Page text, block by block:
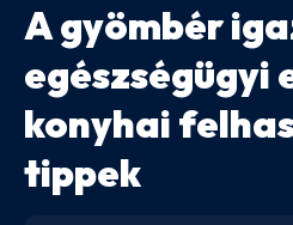
A gyömbér
egészségügyi
konyhai
tippek